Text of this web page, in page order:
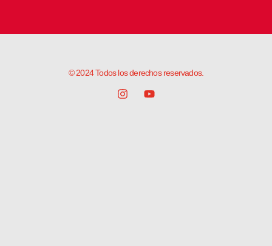
© 2024 Todos los derechos reservados.